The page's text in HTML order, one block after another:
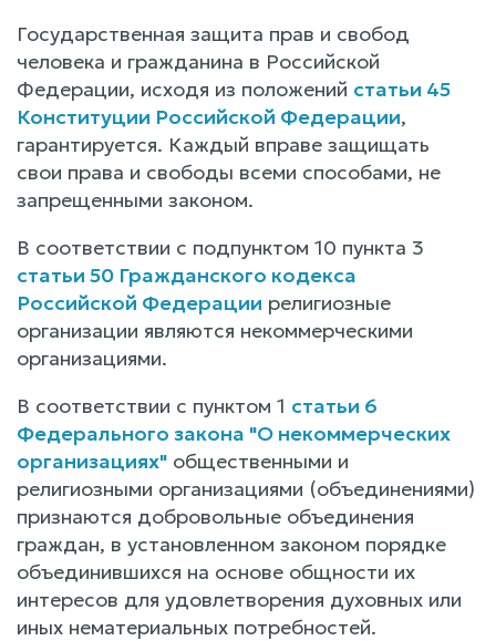
Государственная защита прав и свобод
человека и гражданина в Российской
Федерации, исходя из положений статьи 45
Конституции Российской Федерации,
гарантируется. Каждый вправе защищать
свои права и свободы всеми способами, не
запрещенными законом.
В соответствии с подпунктом 10 пункта 3
статьи 50 Гражданского кодекса
Российской Федерации религиозные
организации являются некоммерческими
организациями.
В соответствии с пунктом 1 статьи 6
Федерального закона "О некоммерческих
организациях" общественными и
религиозными организациями (объединениями)
признаются добровольные объединения
граждан, в установленном законом порядке
объединившихся на основе общности их
интересов для удовлетворения духовных или
иных нематериальных потребностей.